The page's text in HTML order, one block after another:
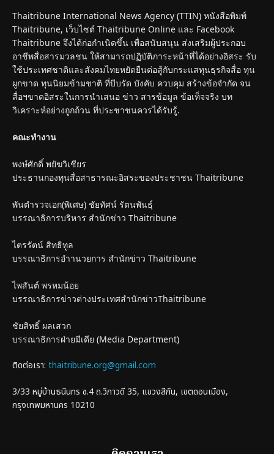
Thaitribune International News Agency (TTIN) หนังสือพิมพ์
Thaitribune, เว็บไซต์ Thaitribune Online และ Facebook
Thaitribune จึงได้ก่อกำเนิดขึ้น เพื่อสนับสนุน ส่งเสริมผู้ประกอบ
อาชีพสื่อสารมวลชน ให้สามารถปฏิบัติภาระหน้าที่ได้อย่างอิสระ รับ
ใช้ประเทศชาติและสังคมไทยหยัดยืนต่อสู้กับกระแสทุนธุรกิจสื่อ ทุน
ผูกขาด ทุนนิยมข้ามชาติ ที่บีบรัด บังคับ ควบคุม สร้างข้อจำกัด จน
สื่อฯขาดอิสระในการนำเสนอ ข่าว สารข้อมูล ข้อเท็จจริง บท
วิเคราะห์อย่างถูกถ้วน ที่ประชาชนควรได้รับรู้.
คณะทำงาน
พงษ์ศักดิ์ พยัฆวิเชียร
ประธานกองทุนสื่อสาธารณะอิสระของประชาชน Thaitribune
พันตำรวจเอก(พิเศษ) ชัยทัศน์ รัตนพันธุ์
บรรณาธิการบริหาร สำนักข่าว Thaitribune
ไตรรัตน์ สิทธิทูล
บรรณาธิการอำานวยการ สำนักข่าว Thaitribune
ไพสันต์ พรหมน้อย
บรรณาธิการข่าวต่างประเทศสำนักข่าวThaitribune
ชัยสิทธิ์ ผลเสวก
บรรณาธิการฝ่ายมีเดีย (Media Department)
ติดต่อเรา: thaitribune.org@gmail.com
3/33 หมู่บ้านธนินทร ซ.4 ถ.วิภาวดี 35, แขวงสีกัน, เขตดอนเมือง,
กรุงเทพมหานคร 10210